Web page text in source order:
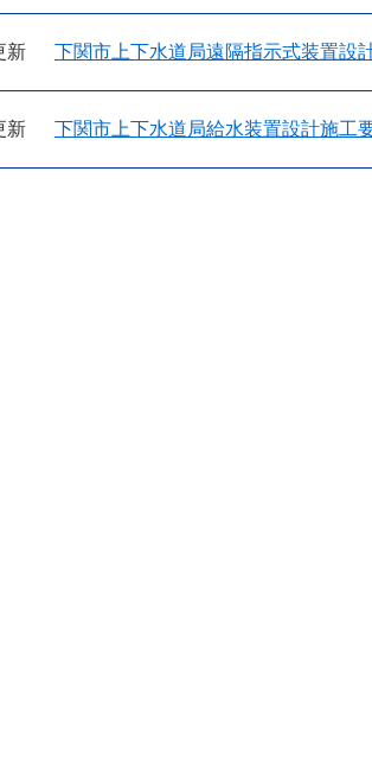
新 下関市上下水道局遠隔指示式装置設
新 下関市上下水道局給水装置設計施工